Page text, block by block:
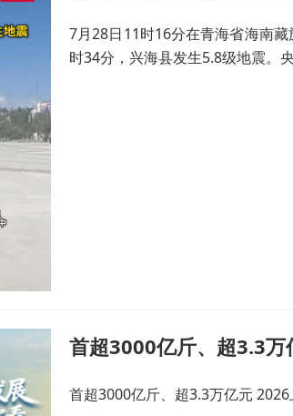
7月28日11时16分在青海省海南
时34分，兴海县发生5.8级地震。
首超3000亿斤、超3.3万亿元 2026